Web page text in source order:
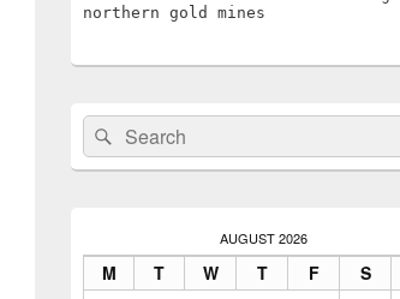
northern gold mines
Search
for:
Search
AUGUST 2026
M T W T F S